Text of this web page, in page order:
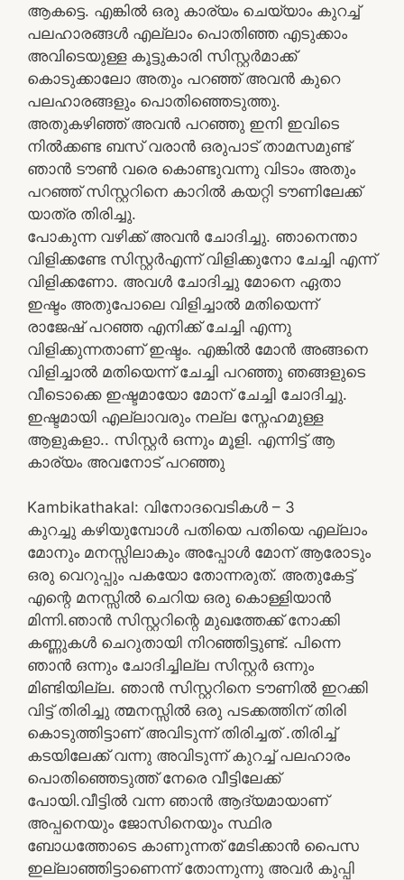
ആകട്ടെ. എങ്കിൽ ഒരു കാര്യം ചെയ്യാം കുറച്ച്
പലഹാരങ്ങൾ എല്ലാം പൊതിഞ്ഞ എടുക്കാം
അവിടെയുള്ള കൂട്ടുകാരി സിസ്റ്റർമാക്ക്
കൊടുക്കാലോ അതും പറഞ്ഞ് അവൻ കുറെ
പലഹാരങ്ങളും പൊതിഞ്ഞെടുത്തു.
അതുകഴിഞ്ഞ് അവൻ പറഞ്ഞു ഇനി ഇവിടെ
നിൽക്കണ്ട ബസ് വരാൻ ഒരുപാട് താമസമുണ്ട്
ഞാൻ ടൗൺ വരെ കൊണ്ടുവന്നു വിടാം അതും
പറഞ്ഞ് സിസ്റ്ററിനെ കാറിൽ കയറ്റി ടൗണിലേക്ക്
യാത്ര തിരിച്ചു.
പോകുന്ന വഴിക്ക് അവൻ ചോദിച്ചു. ഞാനെന്താ
വിളിക്കണ്ടേ സിസ്റ്റർഎന്ന് വിളിക്കുനോ ചേച്ചി എന്ന്
വിളിക്കണോ. അവൾ ചോദിച്ചു മോനെ ഏതാ
ഇഷ്ടം അതുപോലെ വിളിച്ചാൽ മതിയെന്ന്
രാജേഷ് പറഞ്ഞ എനിക്ക് ചേച്ചി എന്നു
വിളിക്കുന്നതാണ് ഇഷ്ടം. എങ്കിൽ മോൻ അങ്ങനെ
വിളിച്ചാൽ മതിയെന്ന് ചേച്ചി പറഞ്ഞു ഞങ്ങളുടെ
വീടൊക്കെ ഇഷ്ടമായോ മോന് ചേച്ചി ചോദിച്ചു.
ഇഷ്ടമായി എല്ലാവരും നല്ല സ്നേഹമുള്ള
ആളുകളാ.. സിസ്റ്റർ ഒന്നും മൂളി. എന്നിട്ട് ആ
കാര്യം അവനോട് പറഞ്ഞു
Kambikathakal: വിനോദവെടികൾ – 3
കുറച്ചു കഴിയുമ്പോൾ പതിയെ പതിയെ എല്ലാം
മോനും മനസ്സിലാകും അപ്പോൾ മോന് ആരോടും
ഒരു വെറുപ്പും പകയോ തോന്നരുത്. അതുകേട്ട്
എന്റെ മനസ്സിൽ ചെറിയ ഒരു കൊള്ളിയാൻ
മിന്നി.ഞാൻ സിസ്റ്ററിന്റെ മുഖത്തേക്ക് നോക്കി
കണ്ണുകൾ ചെറുതായി നിറഞ്ഞിട്ടുണ്ട്. പിന്നെ
ഞാൻ ഒന്നും ചോദിച്ചില്ല സിസ്റ്റർ ഒന്നും
മിണ്ടിയില്ല. ഞാൻ സിസ്റ്ററിനെ ടൗണിൽ ഇറക്കി
വിട്ട് തിരിച്ചു ത്മനസ്സിൽ ഒരു പടക്കത്തിന് തിരി
കൊടുത്തിട്ടാണ് അവിടുന്ന് തിരിച്ചത് .തിരിച്ച്
കടയിലേക്ക് വന്നു അവിടുന്ന് കുറച്ച് പലഹാരം
പൊതിഞ്ഞെടുത്ത് നേരെ വീട്ടിലേക്ക്
പോയി.വീട്ടിൽ വന്ന ഞാൻ ആദ്യമായാണ്
അപ്പനെയും ജോസിനെയും സ്ഥിര
ബോധത്തോടെ കാണുന്നത് മേടിക്കാൻ പൈസ
ഇല്ലാഞ്ഞിട്ടാണെന്ന് തോന്നുന്നു അവർ കുപ്പി